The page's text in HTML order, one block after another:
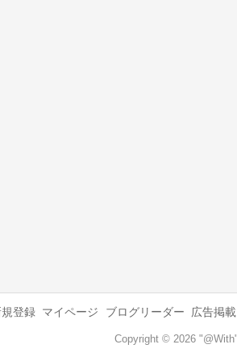
規登録 マイページ ブログリーダー 広告掲載
Copyright © 2026